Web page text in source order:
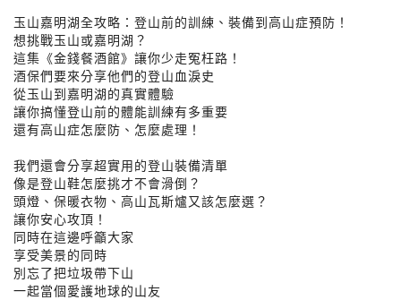
玉山嘉明湖全攻略：登山前的訓練、裝備到高山症預防！
想挑戰玉山或嘉明湖？
這集《金錢餐酒館》讓你少走冤枉路！
酒保們要來分享他們的登山血淚史
從玉山到嘉明湖的真實體驗
讓你搞懂登山前的體能訓練有多重要
還有高山症怎麼防、怎麼處理！
我們還會分享超實用的登山裝備清單
像是登山鞋怎麼挑才不會滑倒？
頭燈、保暖衣物、高山瓦斯爐又該怎麼選？
讓你安心攻頂！
同時在這邊呼籲大家
享受美景的同時
別忘了把垃圾帶下山
一起當個愛護地球的山友